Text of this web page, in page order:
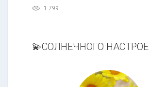
1 799
💫СОЛНЕЧНОГО